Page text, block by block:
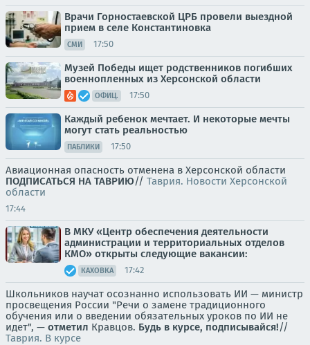
Врачи Горностаевской ЦРБ провели выездной
прием в селе Константиновка
СМИ 17:50
Музей Победы ищет родственников погибших
военнопленных из Херсонской области
ОФИЦ. 17:50
Каждый ребенок мечтает. И некоторые мечты
могут стать реальностью
ПАБЛИКИ 17:50
Авиационная опасность отменена в Херсонской области
ПОДПИСАТЬСЯ НА ТАВРИЮ// Таврия. Новости Херсонской
области
17:44
В МКУ «Центр обеспечения деятельности
администрации и территориальных отделов
КМО» открыты следующие вакансии:
КАХОВКА 17:42
Школьников научат осознанно использовать ИИ — министр
просвещения России "Речи о замене традиционного
обучения или о введении обязательных уроков по ИИ не
идет", — отметил Кравцов. Будь в курсе, подписывайся!//
Таврия. В курсе